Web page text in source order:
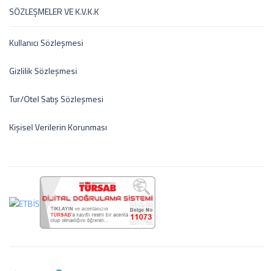
SÖZLEŞMELER VE K.V.K.K
Kullanıcı Sözleşmesi
Gizlilik Sözleşmesi
Tur/Otel Satış Sözleşmesi
Kişisel Verilerin Korunması